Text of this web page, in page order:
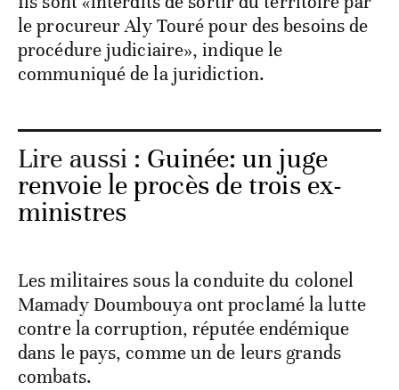
le procureur Aly Touré pour des besoins de
procédure judiciaire», indique le
communiqué de la juridiction.
Lire aussi : Guinée: un juge
renvoie le procès de trois ex-
ministres
Les militaires sous la conduite du colonel
Mamady Doumbouya ont proclamé la lutte
contre la corruption, réputée endémique
dans le pays, comme un de leurs grands
combats.